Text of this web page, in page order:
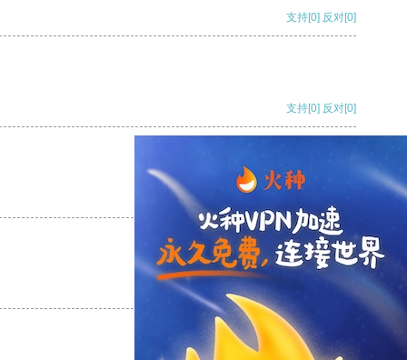
支持[0] 反对[0]
支持[0] 反对[0]
反对